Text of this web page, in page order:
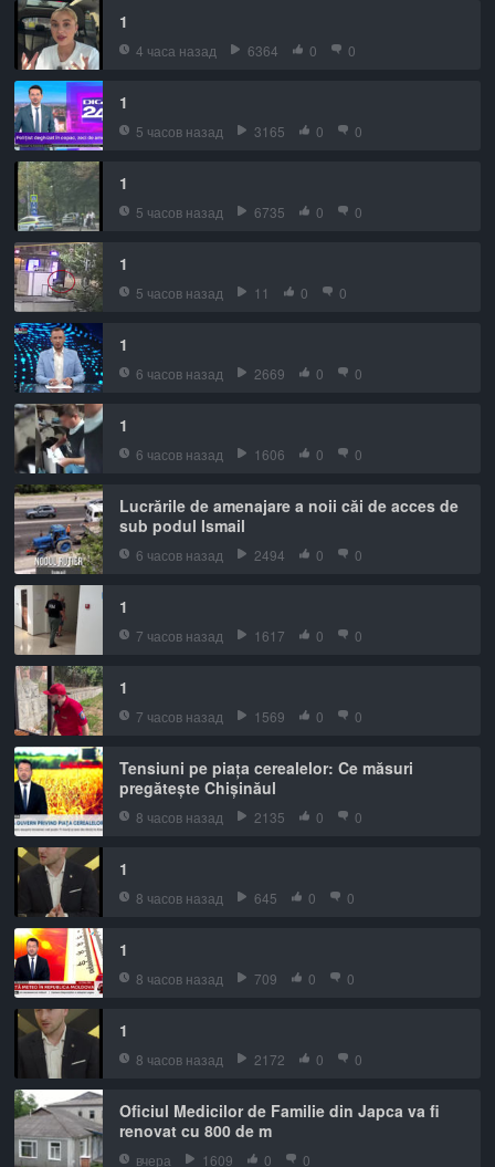
1
4 часа назад 6364 0 0
1
5 часов назад 3165 0 0
1
5 часов назад 6735 0 0
1
5 часов назад 11 0 0
1
6 часов назад 2669 0 0
1
6 часов назад 1606 0 0
Lucrările de amenajare a noii căi de acces de
sub podul Ismail
6 часов назад 2494 0 0
1
7 часов назад 1617 0 0
1
7 часов назад 1569 0 0
Tensiuni pe piața cerealelor: Ce măsuri
pregătește Chișinăul
8 часов назад 2135 0 0
1
8 часов назад 645 0 0
1
8 часов назад 709 0 0
1
8 часов назад 2172 0 0
Oficiul Medicilor de Familie din Japca va fi
renovat cu 800 de m
вчера 1609 0 0